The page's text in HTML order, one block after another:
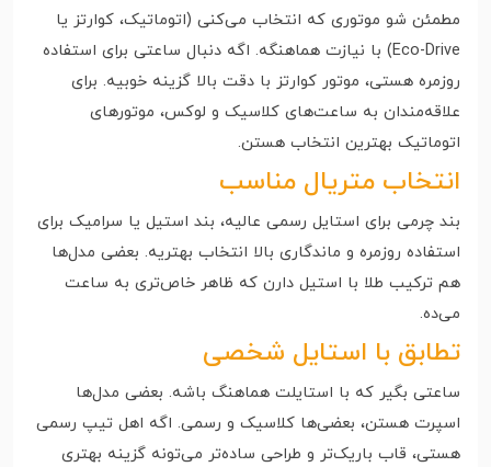
مطمئن شو موتوری که انتخاب می‌کنی (اتوماتیک، کوارتز یا
Eco-Drive) با نیازت هماهنگه. اگه دنبال ساعتی برای استفاده
روزمره هستی، موتور کوارتز با دقت بالا گزینه خوبیه. برای
علاقه‌مندان به ساعت‌های کلاسیک و لوکس، موتورهای
اتوماتیک بهترین انتخاب هستن.
انتخاب متریال مناسب
بند چرمی برای استایل رسمی عالیه، بند استیل یا سرامیک برای
استفاده روزمره و ماندگاری بالا انتخاب بهتریه. بعضی مدل‌ها
هم ترکیب طلا با استیل دارن که ظاهر خاص‌تری به ساعت
می‌ده.
تطابق با استایل شخصی
ساعتی بگیر که با استایلت هماهنگ باشه. بعضی مدل‌ها
اسپرت هستن، بعضی‌ها کلاسیک و رسمی. اگه اهل تیپ رسمی
هستی، قاب باریک‌تر و طراحی ساده‌تر می‌تونه گزینه بهتری